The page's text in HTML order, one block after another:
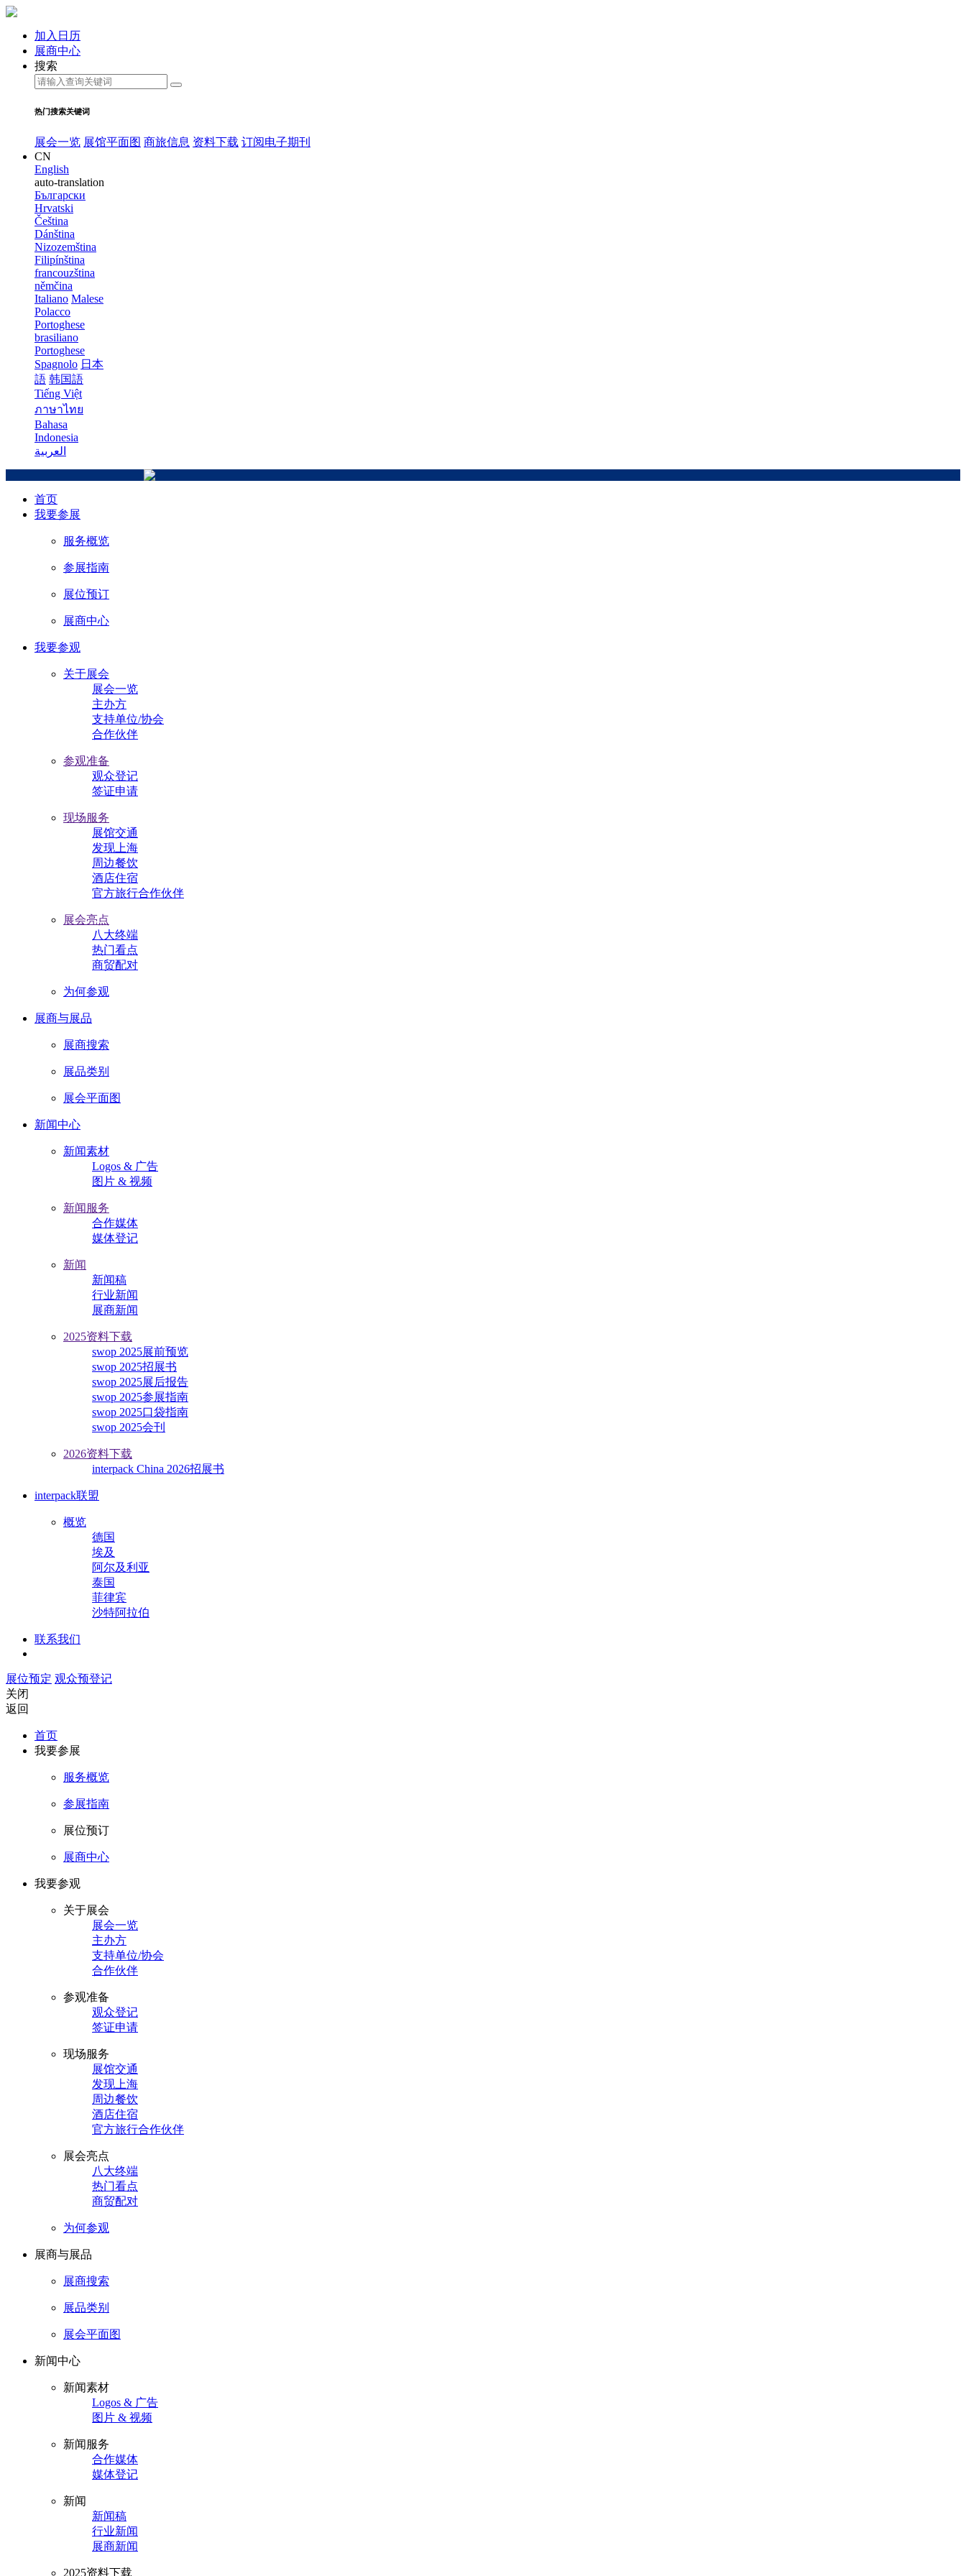
加入日历
展商中心
搜索
热门搜索关键词
展会一览 展馆平面图 商旅信息 资料下载 订阅电子期刊
CN
English
auto-translation
Български
Hrvatski
Čeština
Dánština
Nizozemština
Filipínština
francouzština
němčina
Italiano Malese
Polacco
Portoghese
brasiliano
Portoghese
Spagnolo 日本
語 韩国語
Tiếng Việt
ภาษาไทย
Bahasa
Indonesia
العربية
首页
我要参展
服务概览
参展指南
展位预订
展商中心
我要参观
关于展会
展会一览
主办方
支持单位/协会
合作伙伴
参观准备
观众登记
签证申请
现场服务
展馆交通
发现上海
周边餐饮
酒店住宿
官方旅行合作伙伴
展会亮点
八大终端
热门看点
商贸配对
为何参观
展商与展品
展商搜索
展品类别
展会平面图
新闻中心
新闻素材
Logos & 广告
图片 & 视频
新闻服务
合作媒体
媒体登记
新闻
新闻稿
行业新闻
展商新闻
2025资料下载
swop 2025展前预览
swop 2025招展书
swop 2025展后报告
swop 2025参展指南
swop 2025口袋指南
swop 2025会刊
2026资料下载
interpack China 2026招展书
interpack联盟
概览
德国
埃及
阿尔及利亚
泰国
菲律宾
沙特阿拉伯
联系我们
展位预定 观众预登记
关闭
返回
首页
我要参展
服务概览
参展指南
展位预订
展商中心
我要参观
关于展会
展会一览
主办方
支持单位/协会
合作伙伴
参观准备
观众登记
签证申请
现场服务
展馆交通
发现上海
周边餐饮
酒店住宿
官方旅行合作伙伴
展会亮点
八大终端
热门看点
商贸配对
为何参观
展商与展品
展商搜索
展品类别
展会平面图
新闻中心
新闻素材
Logos & 广告
图片 & 视频
新闻服务
合作媒体
媒体登记
新闻
新闻稿
行业新闻
展商新闻
2025资料下载